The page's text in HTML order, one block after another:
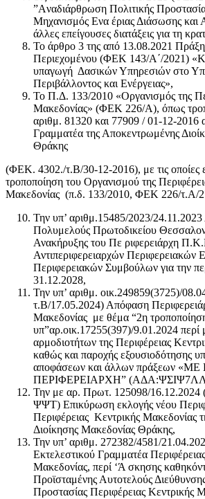
”Aναδιάρθρωση Πολιτικής
Μηχανισμός Ενα έριας Διάσωσης και
άλλες επείγουσες διατάξεις για τη
Το άρθρο 3 της από 13.08.2021
Περιεχομένου (ΦΕΚ 143/Α΄/2021)
υπαγωγή Δασικών Υπηρεσιών στο
Περιβάλλοντος και Ενέργειας»,
Το Π.Δ. 133/2010 «Οργανισμός της
Μακεδονίας» (ΦΕΚ 226/Α), όπως
αριθμ. 81320 και 77909 / 01-12-2016
Γραμματέα της Αποκεντρωμένης
Θράκης
(ΦΕΚ. 4302./τ.Β/30-12-2016), με τις οποίες
τροποποίηση του Οργανισμού της
Μακεδονίας (π.δ. 133/2010, ΦΕΚ 226/τ.Α/
Την υπ’ αριθμ.15485/2023/
Πολυμελούς Πρωτοδικείου
Ανακήρυξης του Πε ριφερειάρχη
Αντιπεριφερειαρχών Περιφερειακών
Περιφερειακών Συμβούλων για την
31.12.2028,
Την υπ’ αριθμ. οικ.249859(3725)/
τ.Β/17.05.2024) Απόφαση
Μακεδονίας με θέμα “2η
υπ”αρ.οικ.17255(397)/9.01.2024 περί
αρμοδιοτήτων της Περιφέρειας
καθώς και παροχής εξουσιοδότησης
αποφάσεων και άλλων πράξεων
ΠΕΡΙΦΕΡΕΙΑΡΧΗ”
Την με αρ. Πρωτ. 125098/
ΨΨΤ) Επικύρωση εκλογής νέου
Περιφέρειας Κεντρικής Μακεδονίας
Διοίκησης Μακεδονίας Θράκης,
Την υπ’ αριθμ. 272382/4581/
Εκτελεστικού Γραμματέα
Μακεδονίας, περί ‘Ά σκησης
Προϊσταμένης Αυτοτελούς
Προστασίας Περιφέρειας Κεντρικής